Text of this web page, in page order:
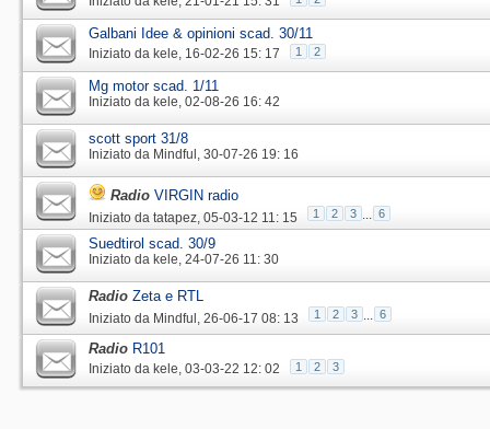
Galbani Idee & opinioni scad. 30/11
Iniziato da kele‎, 16-02-26 15: 17 1 2
Mg motor scad. 1/11
Iniziato da kele‎, 02-08-26 16: 42
scott sport 31/8
Iniziato da Mindful‎, 30-07-26 19: 16
Radio VIRGIN radio
Iniziato da tatapez‎, 05-03-12 11: 15 1 2 3 ... 6
Suedtirol scad. 30/9
Iniziato da kele‎, 24-07-26 11: 30
Radio Zeta e RTL
Iniziato da Mindful‎, 26-06-17 08: 13 1 2 3 ... 6
Radio R101
Iniziato da kele‎, 03-03-22 12: 02 1 2 3